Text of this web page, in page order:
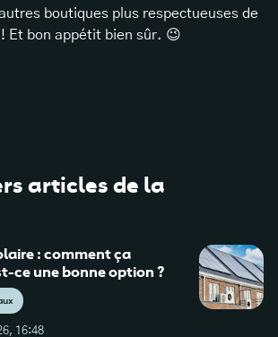
boutiques plus respectueuses de
! Et bon appétit bien sûr. 😉
deforestation-huile-
a-rebours-final/
articles de la
: comment ça
ce une bonne option ?
16:48